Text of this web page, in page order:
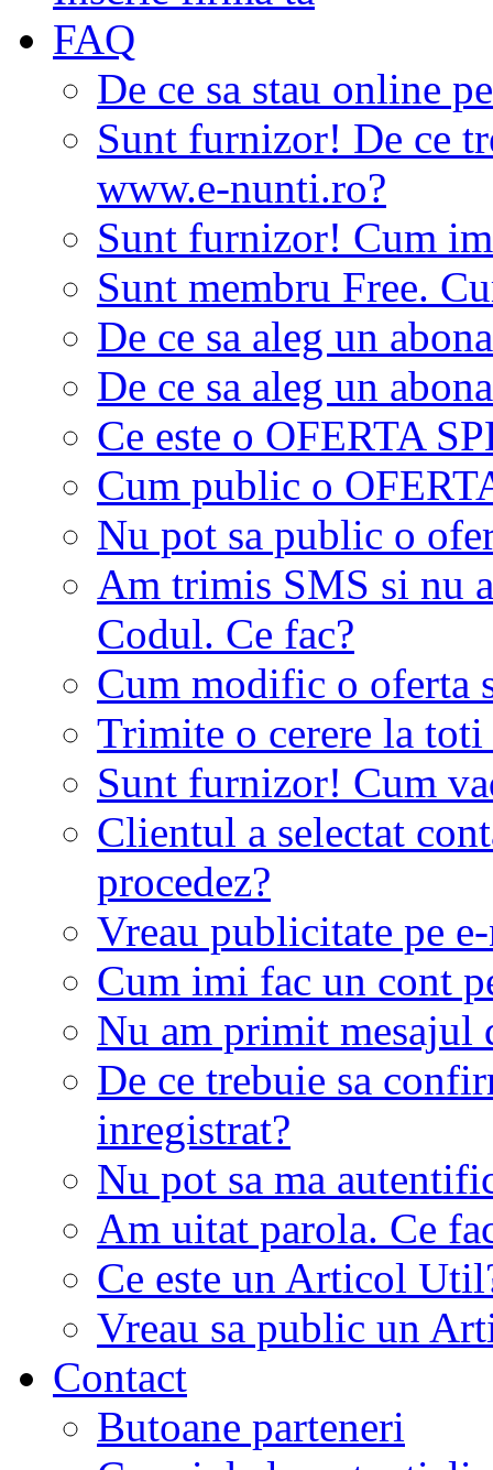
FAQ
De ce sa stau online
Sunt furnizor! De ce
www.e-nunti.ro?
Sunt furnizor! Cum
Sunt membru Free.
De ce sa aleg un
De ce sa aleg un
Ce este o OFERTA
Cum public o
Nu pot sa public o
Am trimis SMS si nu
Codul. Ce fac?
Cum modific o oferta
Trimite o cerere la
Sunt furnizor! Cum
Clientul a selectat
procedez?
Vreau publicitate pe
Cum imi fac un cont
Nu am primit mesajul
De ce trebuie sa
inregistrat?
Nu pot sa ma
Am uitat parola. Ce
Ce este un Articol
Vreau sa public un
Contact
Butoane parteneri